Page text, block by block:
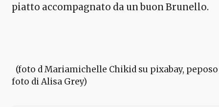
piatto accompagnato da un buon Brunello.
(foto d Mariamichelle Chikid su pixabay, peposo
foto di Alisa Grey)